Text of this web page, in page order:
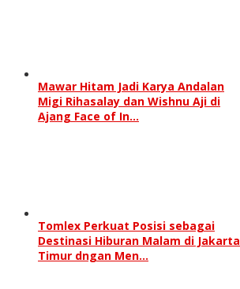
Mawar Hitam Jadi Karya Andalan
Migi Rihasalay dan Wishnu Aji di
Ajang Face of In…
Tomlex Perkuat Posisi sebagai
Destinasi Hiburan Malam di Jakarta
Timur dngan Men…